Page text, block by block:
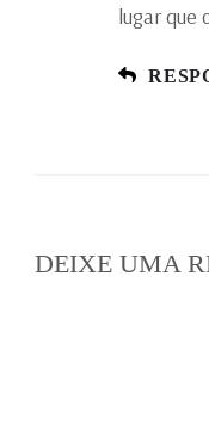
lugar que
DEIXE UMA